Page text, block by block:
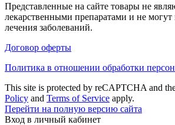
Представленные на сайте товары не
лекарственными препаратами и не могут
лечения заболеваний.
Договор оферты
Политика в отношении обработки
This site is protected by reCAPTCHA and
Policy and Terms of Service apply.
Перейти на полную версию сайта
Вход в личный кабинет